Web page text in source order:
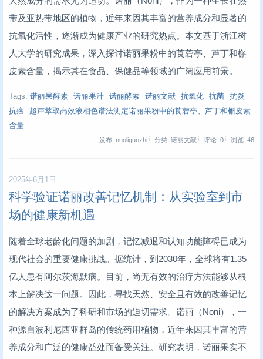
带及亚热带地区的植物，近年来因其丰富的营养成分和显著的
抗氧化活性，逐渐成为健康产业的研究热点。本文基于浙江树
人大学的研究成果，深入探讨诺丽果粉中的莨菪亭、芦丁和槲
皮素含量，揭示其在食品、保健品等领域的广阔应用前景。
Tags: 诺丽果酵素 诺丽果汁 诺丽酵素 诺丽文献 抗氧化 抗菌
抗炎
抗癌
超声萃取高效液相色谱法测定诺丽果粉中的莨菪亭、芦丁和槲皮素
含量
发布: nuoliguozhi 分类: 诺丽文献 评论: 0 浏览: 46
2025年6月1日
科学验证诺丽改善记忆机制：从实验室到市
场的健康新机遇
随着全球老龄化问题的加剧，记忆减退和认知功能障碍已成为
现代社会的重要健康挑战。据统计，到2030年，全球将有1.35
亿人患有阿尔茨海默病。目前，尚无有效的治疗方法能够从根
本上解决这一问题。因此，寻找天然、安全且有效的改善记忆
的解决方案成为了科研和市场的迫切需求。诺丽（Noni），一
种源自波利尼西亚群岛的传统药用植物，近年来因其丰富的营
养成分和广泛的健康益处而备受关注。研究表明，诺丽果实不